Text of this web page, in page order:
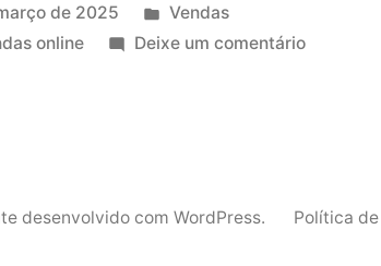
de 2025
Vendas
online Deixe um comentário
desenvolvido com WordPress. Política